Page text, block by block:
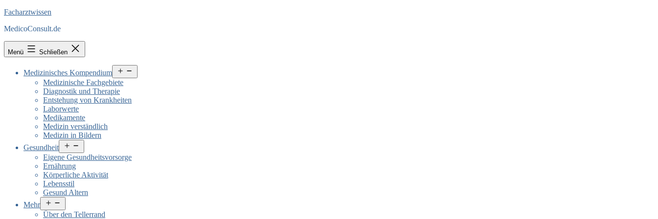
Facharztwissen
MedicoConsult.de
Menü Schließen
Medizinisches Kompendium
öffnen
Medizinische Fachgebiete
Diagnostik und Therapie
Entstehung von Krankheiten
Laborwerte
Medikamente
Medizin verständlich
Medizin in Bildern
Gesundheit
öffnen
Eigene Gesundheitsvorsorge
Ernährung
Körperliche Aktivität
Lebensstil
Gesund Altern
Mehr
öffnen
Über den Tellerrand